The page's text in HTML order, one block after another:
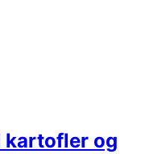
kartofler og